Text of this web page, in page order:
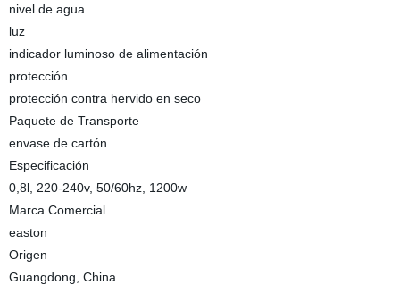
nivel de agua
luz
indicador luminoso de alimentación
protección
protección contra hervido en seco
Paquete de Transporte
envase de cartón
Especificación
0,8l, 220-240v, 50/60hz, 1200w
Marca Comercial
easton
Origen
Guangdong, China